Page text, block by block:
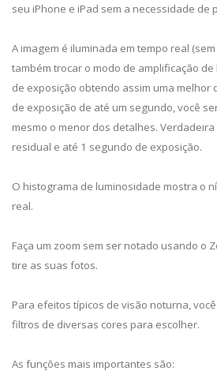
seu iPhone e iPad sem a necessidade de
A imagem é iluminada em tempo real
também trocar o modo de amplificação
de exposição obtendo assim uma melhor
de exposição de até um segundo, você
mesmo o menor dos detalhes.
residual e até 1 segundo de exposição.
O histograma de luminosidade mostra o
real.
Faça um zoom sem ser notado usando o
tire as suas fotos.
Para efeitos típicos de visão noturna,
filtros de diversas cores para escolher.
As funções mais importantes são: